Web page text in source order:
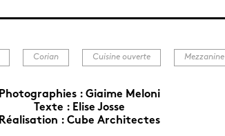
Corian Cuisine ouverte Mezzanine
Photographies : Giaime Meloni
Texte : Elise Josse
Réalisation : Cube Architectes